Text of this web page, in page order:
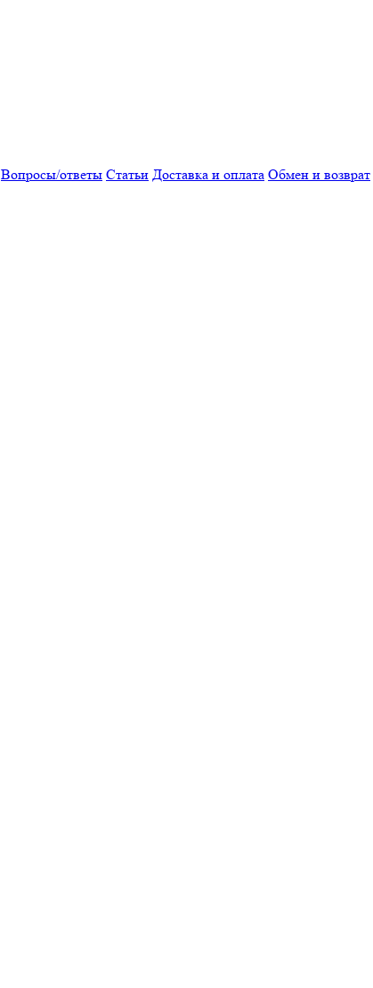
Вопросы/ответы Статьи Доставка и оплата Обмен и возврат